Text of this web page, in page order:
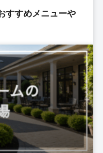
すすめメニューや